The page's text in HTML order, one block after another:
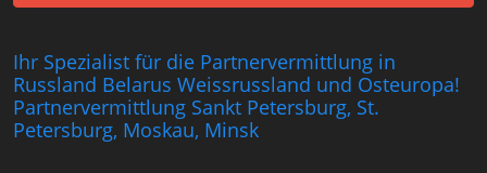
Ihr Spezialist für die Partnervermittlung in
Russland Belarus Weissrussland und Osteuropa!
Partnervermittlung Sankt Petersburg, St.
Petersburg, Moskau, Minsk